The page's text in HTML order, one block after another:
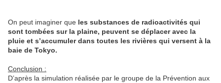
On peut imaginer que les substances de radioactivités qui
sont tombées sur la plaine, peuvent se déplacer avec la
pluie et s’accumuler dans toutes les rivières qui versent à la
baie de Tokyo.
Conclusion :
D’après la simulation réalisée par le groupe de la Prévention aux